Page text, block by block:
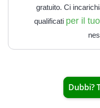
gratuito. Ci
qualificati per il
Dubbi?